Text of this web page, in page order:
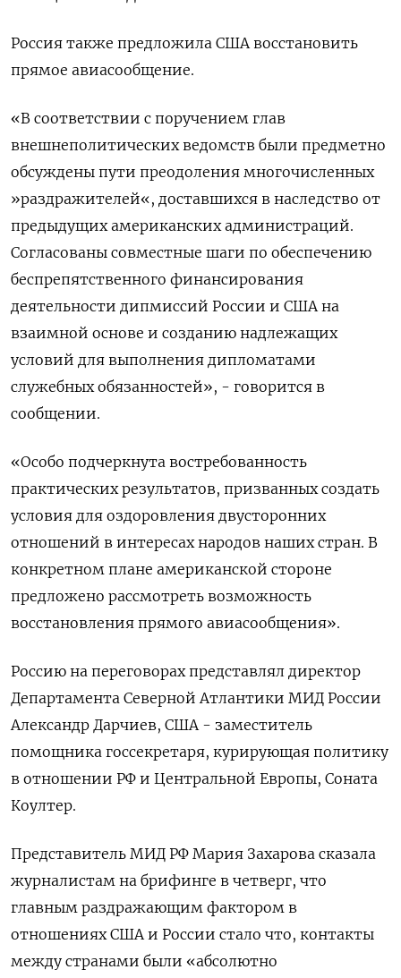
Россия также предложила США восстановить
прямое авиасообщение.
«В соответствии с поручением глав
внешнеполитических ведомств были предметно
обсуждены пути преодоления многочисленных
»раздражителей«, доставшихся в наследство от
предыдущих американских администраций.
Согласованы совместные шаги по обеспечению
беспрепятственного финансирования
деятельности дипмиссий России и США на
взаимной основе и созданию надлежащих
условий для выполнения дипломатами
служебных обязанностей», - говорится в
сообщении.
«Особо подчеркнута востребованность
практических результатов, призванных создать
условия для оздоровления двусторонних
отношений в интересах народов наших стран. В
конкретном плане американской стороне
предложено рассмотреть возможность
восстановления прямого авиасообщения».
Россию на переговорах представлял директор
Департамента Северной Атлантики МИД России
Александр Дарчиев, США - заместитель
помощника госсекретаря, курирующая политику
в отношении РФ и Центральной Европы, Соната
Коултер.
Представитель МИД РФ Мария Захарова сказала
журналистам на брифинге в четверг, что
главным раздражающим фактором в
отношениях США и России стало что, контакты
между странами были «абсолютно